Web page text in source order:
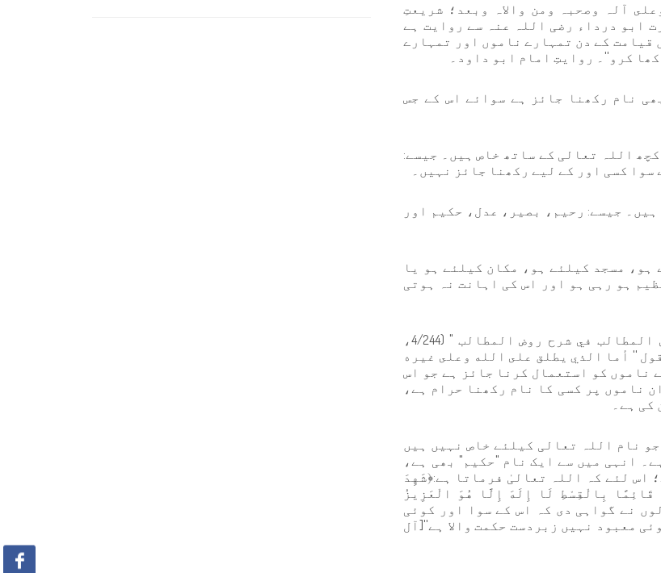
آلہ وصحبہ ومن والاہ وبعد؛ شریعتِ
ابو درداء رضی اللہ عنہ سے روایت ہے
قیامت کے دن تمہارے ناموں اور تمہارے
کرو''۔ روایتِ امام ابو داود۔
نام رکھنا جائز ہے سوائے اس کے جس
اللہ تعالی کے ساتھ خاص ہیں۔ جیسے:
کسی اور کے لیے رکھنا جائز نہیں۔
جیسے: رحیم، بصیر، عدل، حکیم اور
مسجد کیلئے ہو، مکان کیلئے ہو یا
ہو رہی ہو اور اس کی اہانت نہ ہوتی
علامہ رملی رحمہ اللہ اپنی کتاب " حاشيۃ على أسنى المطالب في شرح روض المطالب " (4/244،
'' أما الذي يطلق على الله وعلى غيره
ناموں کو استعمال کرنا جائز ہے جو اس
ناموں پر کسی کا نام رکھنا حرام ہے،
کی ہے۔
نام اللہ تعالی کیلئے خاص نہیں ہیں
انہی میں سے ایک نام "حکیم" بھی ہے،
اس لئے کہ اللہ تعالیٰ فرماتا ہے:﴿شَهِدَ
بِالْقِسْطِ لَا إِلَهَ إِلَّا هُوَ الْعَزِيزُ
نے گواہی دی کہ اس کے سوا اور کوئی
معبود نہیں زبردست حکمت والا ہے''[آل